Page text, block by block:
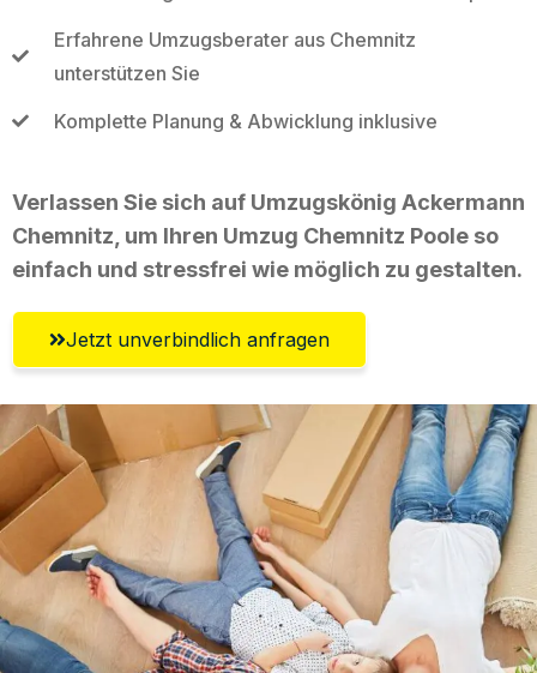
Erfahrene Umzugsberater aus Chemnitz
unterstützen Sie
Komplette Planung & Abwicklung inklusive
Verlassen Sie sich auf Umzugskönig Ackermann
Chemnitz, um Ihren Umzug Chemnitz Poole so
einfach und stressfrei wie möglich zu gestalten.
Jetzt unverbindlich anfragen